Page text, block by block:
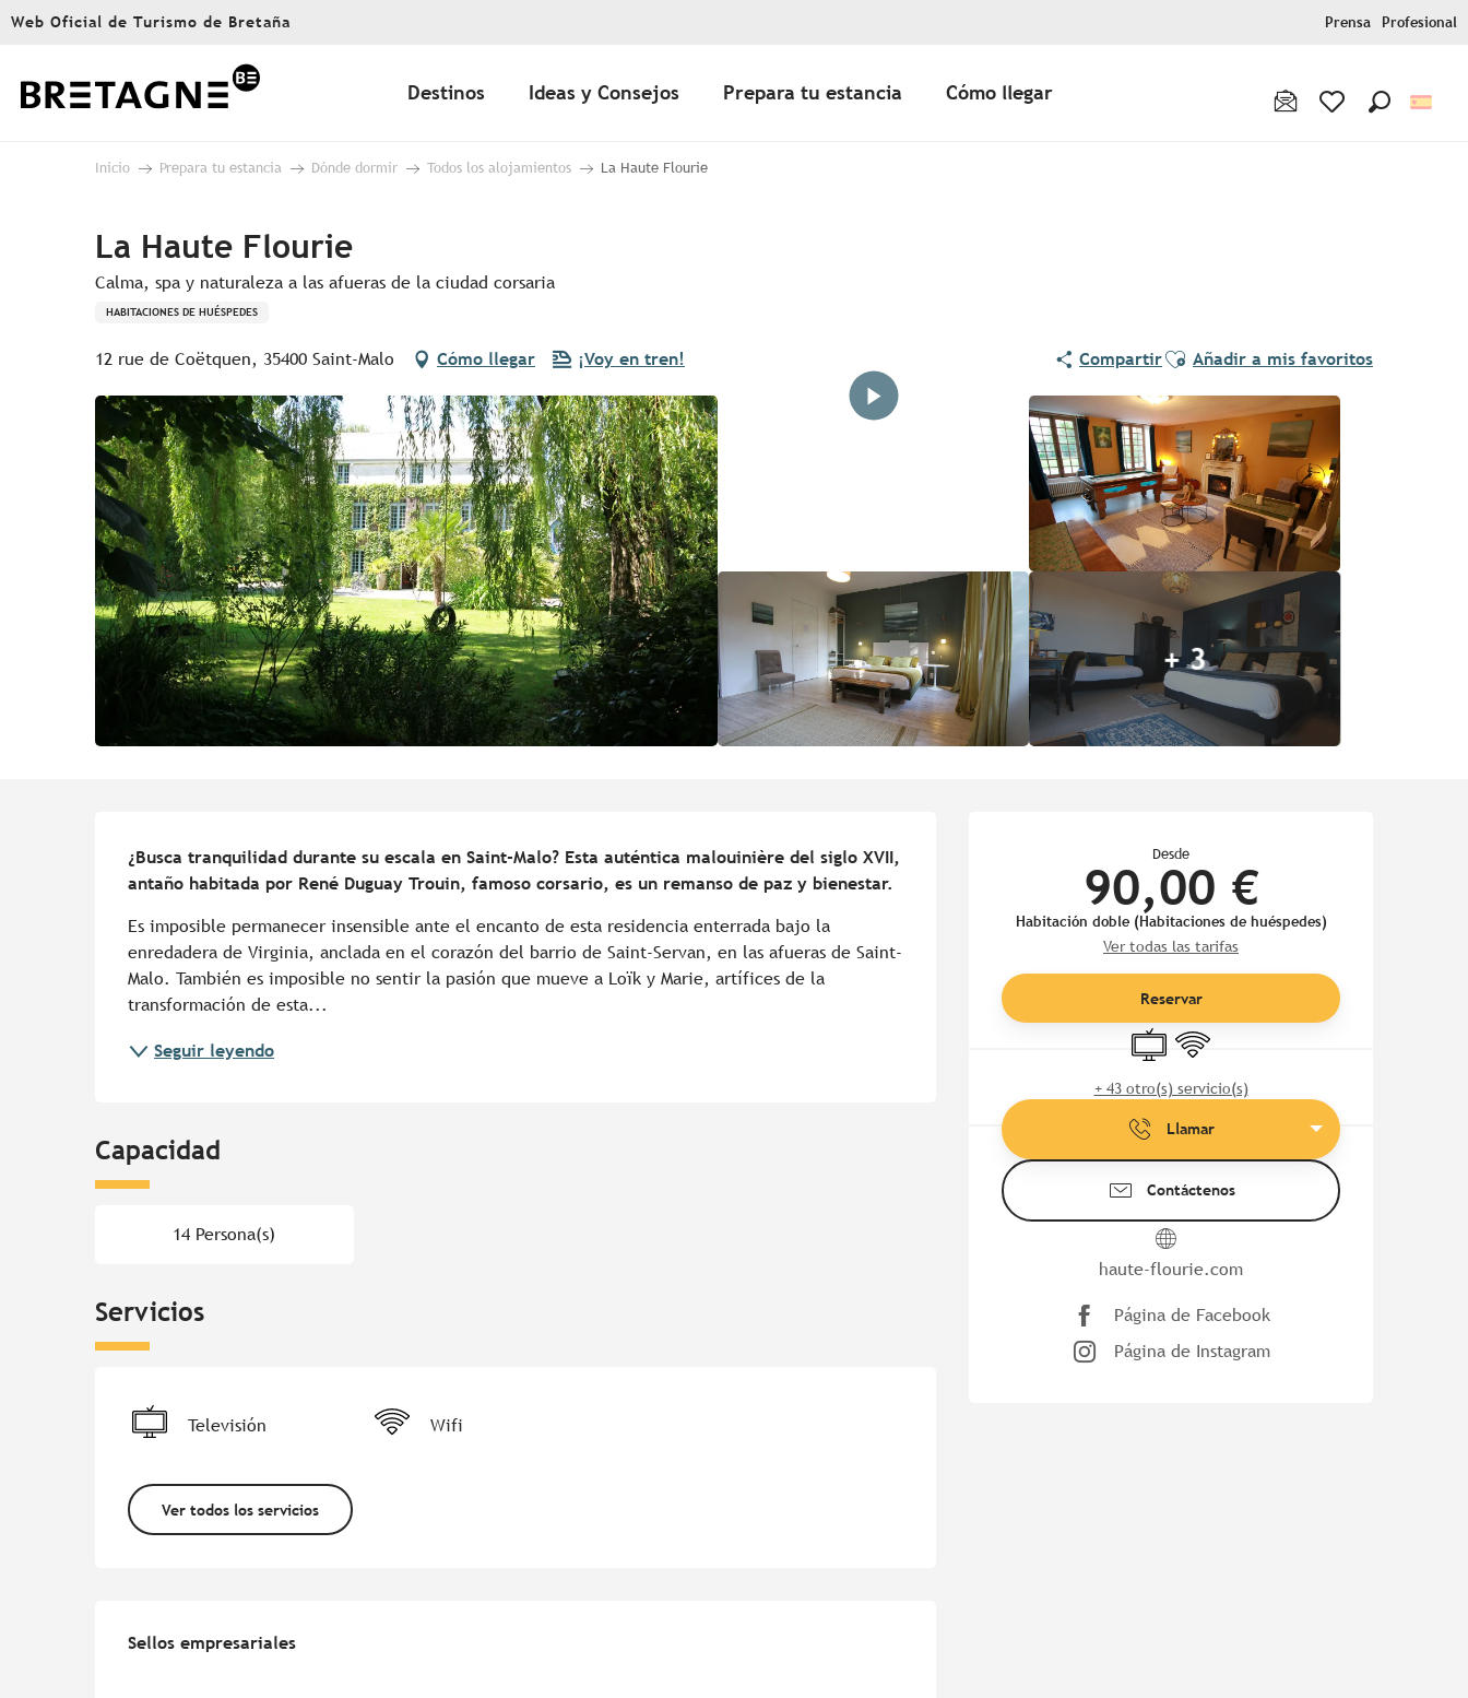
Aller
principal
Web Oficial de Turismo de Bretaña Prensa Profesional
Destinos Ideas y Consejos Prepara tu estancia Cómo llegar
Inicio Prepara tu estancia Dónde dormir Todos los alojamientos La Haute Flourie
La Haute Flourie
Calma, spa y naturaleza a las afueras de la ciudad corsaria
HABITACIONES DE HUÉSPEDES
12 rue de Coëtquen, 35400 Saint-Malo Cómo llegar ¡Voy en tren! CompartirAjouter aux favoris
Añadir a mis favoritos
+ 3
Desde
90,00 €
Habitación doble (Habitaciones de huéspedes)
Ver todas las tarifas
Reservar
Televisión
Wifi
+ 43 otro(s) servicio(s)
Llamar
Contáctenos
haute-flourie.com
Página de Facebook
Página de Instagram
¿Busca tranquilidad durante su escala en Saint-Malo? Esta auténtica malouinière del siglo XVII,
antaño habitada por René Duguay Trouin, famoso corsario, es un remanso de paz y bienestar.
Es imposible permanecer insensible ante el encanto de esta residencia enterrada bajo la
enredadera de Virginia, anclada en el corazón del barrio de Saint-Servan, en las afueras de Saint-
Malo. También es imposible no sentir la pasión que mueve a Loïk y Marie, artífices de la
transformación de esta...
Seguir leyendo
Capacidad
14 Persona(s)
Servicios
Televisión Wifi
Ver todos los servicios
Sellos empresariales
Sellos empresariales